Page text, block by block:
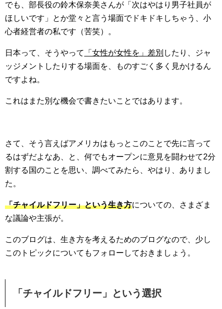
でも、部長役の鈴木保奈美さんが「次はやはり男子社員が
ほしいです」とか堂々と言う場面でドキドキしちゃう、小
心者経営者の私です（苦笑）。
日本って、そうやって 「女性が女性を」差別 したり、ジャ
ッジメントしたりする場面を、ものすごく多く見かけるん
ですよね。
これはまた別な機会で書きたいことではあります。
さて、そう言えばアメリカはもっとこのことで先に言って
るはずだよなあ、と、何でもオープンに意見を闘わせて2分
割する国のことを思い、調べてみたら、やはり、ありまし
た。
「チャイルドフリー」という生き方についての、さまざま
な議論や主張が。
このブログは、生き方を考えるためのブログなので、少し
このトピックについてもフォローしておきましょう。
「チャイルドフリー」という選択